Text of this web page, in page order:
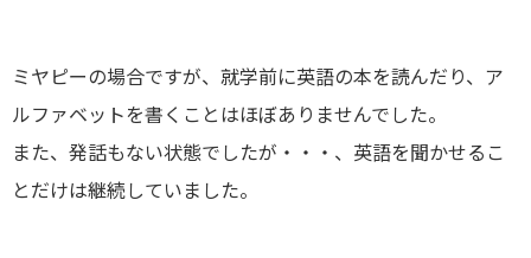
ミヤピーの場合ですが、就学前に英語の本を読んだり、ア
ルファベットを書くことはほぼありませんでした。
また、発話もない状態でしたが・・・、英語を聞かせるこ
とだけは継続していました。